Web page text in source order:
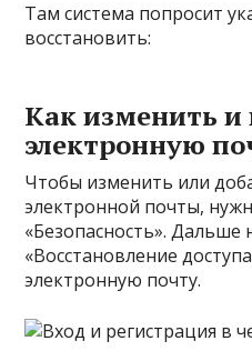
Там система попросит
восстановить:
Как изменить и
электронную
Чтобы изменить или
электронной почты,
«Безопасность». Дальше
«Восстановление
электронную почту.